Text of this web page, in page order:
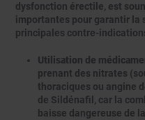
dysfonction érectile, est
importantes pour garantir la
principales contre-
Utilisation de
prenant des nitrates
thoraciques ou angine
de Sildénafil, car la
baisse dangereuse de